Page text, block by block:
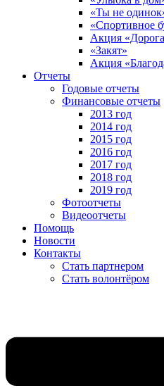
«Ты не
«Спортивное
Акция
«Закят»
Акция
Отчеты
Годовые отчеты
Финансовые отчеты
2013 год
2014 год
2015 год
2016 год
2017 год
2018 год
2019 год
Фотоотчеты
Видеоотчеты
Помощь
Новости
Контакты
Стать партнером
Стать волонтёром